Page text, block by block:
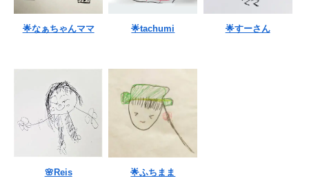
🌟なぁちゃんママ 🌟tachumi 🌟すーさん
🌸Reis 🌟ふちまま